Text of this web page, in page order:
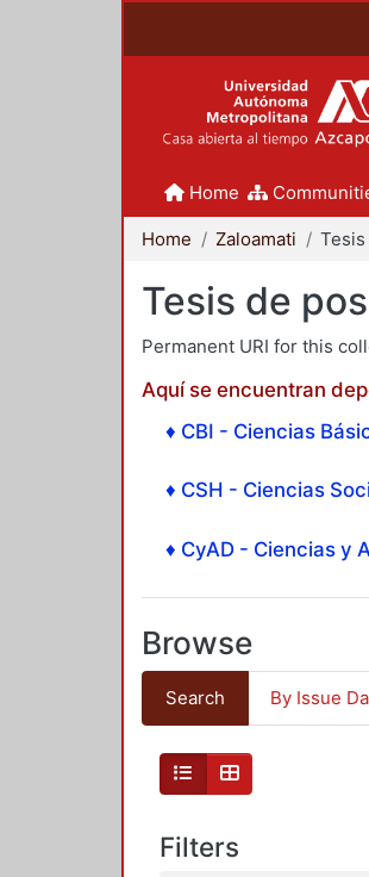
Home
Home Zaloamati
Tesis de
Permanent URI for this
Aquí se encuentran
♦ CBI - Ciencias
♦ CSH - Ciencias
♦ CyAD - Ciencias y
Browse
Search By Issue
Filters